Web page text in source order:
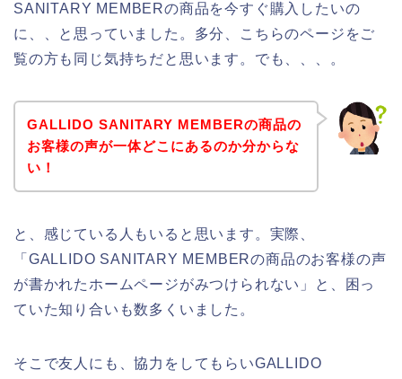
SANITARY MEMBERの商品を今すぐ購入したいの
に、、と思っていました。多分、こちらのページをご
覧の方も同じ気持ちだと思います。でも、、、。
GALLIDO SANITARY MEMBERの商品の
お客様の声が一体どこにあるのか分からな
い！
と、感じている人もいると思います。実際、
「GALLIDO SANITARY MEMBERの商品のお客様の声
が書かれたホームページがみつけられない」と、困っ
ていた知り合いも数多くいました。
そこで友人にも、協力をしてもらいGALLIDO